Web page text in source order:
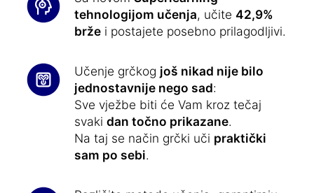
tehnologijom učenja, učite 42,9%
brže i postajete posebno prilagodljivi.
Učenje grčkog još nikad nije bilo
jednostavnije nego sad:
Sve vježbe biti će Vam kroz tečaj
svaki dan točno prikazane.
Na taj se način grčki uči praktički
sam po sebi.